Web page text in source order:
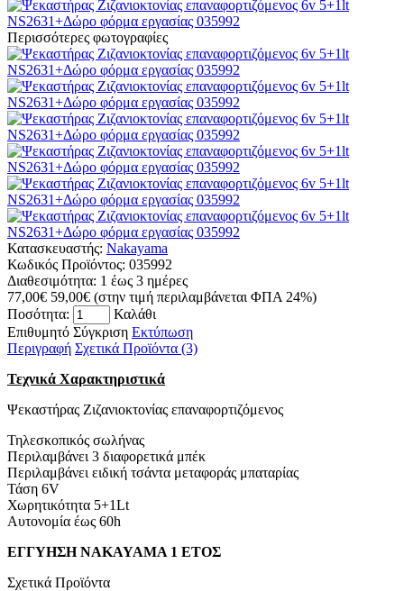
Περισσότερες φωτογραφίες
Κατασκευαστής: Nakayama
Κωδικός Προϊόντος: 035992
Διαθεσιμότητα: 1 έως 3 ημέρες
77,00€ 59,00€ (στην τιμή περιλαμβάνεται ΦΠΑ 24%)
Ποσότητα:
Καλάθι
Επιθυμητό Σύγκριση Εκτύπωση
Περιγραφή Σχετικά Προϊόντα (3)
Τεχνικά Χαρακτηριστικά
Ψεκαστήρας Ζιζανιοκτονίας επαναφορτιζόμενος
Τηλεσκοπικός σωλήνας
Περιλαμβάνει 3 διαφορετικά μπέκ
Περιλαμβάνει ειδική τσάντα μεταφοράς μπαταρίας
Τάση 6V
Χωρητικότητα 5+1Lt
Αυτονομία έως 60h
ΕΓΓΥΗΣΗ NAKAYAMA 1 ΕΤΟΣ
Σχετικά Προϊόντα